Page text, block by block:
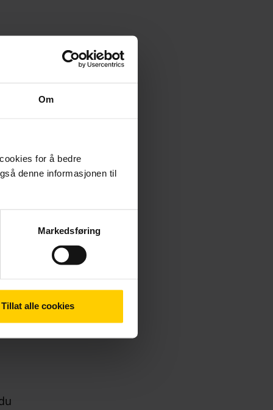
Om
for å bedre
denne informasjonen til
Markedsføring
Tillat alle cookies
gir
tid